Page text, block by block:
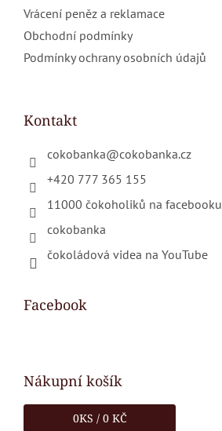
Vrácení peněz a reklamace
Obchodní podmínky
Podmínky ochrany osobních údajů
Kontakt
cokobanka@cokobanka.cz
+420 777 365 155
11000 čokoholiků na facebooku
cokobanka
čokoládová videa na YouTube
Facebook
Nákupní košík
0KS / 0 KČ